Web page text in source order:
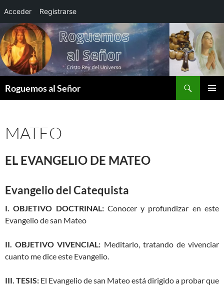
Acceder Registrarse
Saltar
al
contenido
Roguemos al Señor
MATEO
EL EVANGELIO DE MATEO
Evangelio del Catequista
I. OBJETIVO DOCTRINAL:Conocer y profundizar en este
Evangelio de san Mateo
II. OBJETIVO VIVENCIAL: Meditarlo, tratando de vivenciar
cuanto me dice este Evangelio.
III. TESIS: El Evangelio de san Mateo está dirigido a probar que